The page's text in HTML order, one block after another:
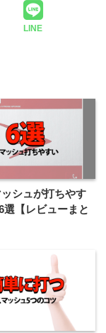
LINE
シュが打ちやす
選【レビューまと